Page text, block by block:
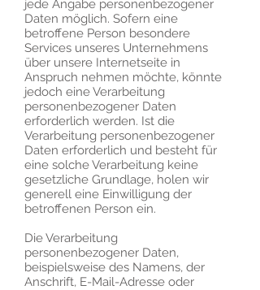
jede Angabe personenbezogener
Daten möglich. Sofern eine
betroffene Person besondere
Services unseres Unternehmens
über unsere Internetseite in
Anspruch nehmen möchte, könnte
jedoch eine Verarbeitung
personenbezogener Daten
erforderlich werden. Ist die
Verarbeitung personenbezogener
Daten erforderlich und besteht für
eine solche Verarbeitung keine
gesetzliche Grundlage, holen wir
generell eine Einwilligung der
betroffenen Person ein.
Die Verarbeitung
personenbezogener Daten,
beispielsweise des Namens, der
Anschrift, E-Mail-Adresse oder